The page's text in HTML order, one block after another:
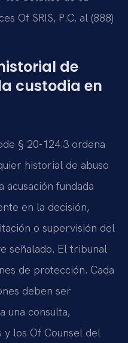
Of SRIS, P.C. al (888)
de
custodia en
§ 20-124.3 ordena
historial de abuso
acusación fundada
en la decisión,
o supervisión del
señalado. El tribunal
de protección. Cada
deben ser
una consulta,
y los Of Counsel del